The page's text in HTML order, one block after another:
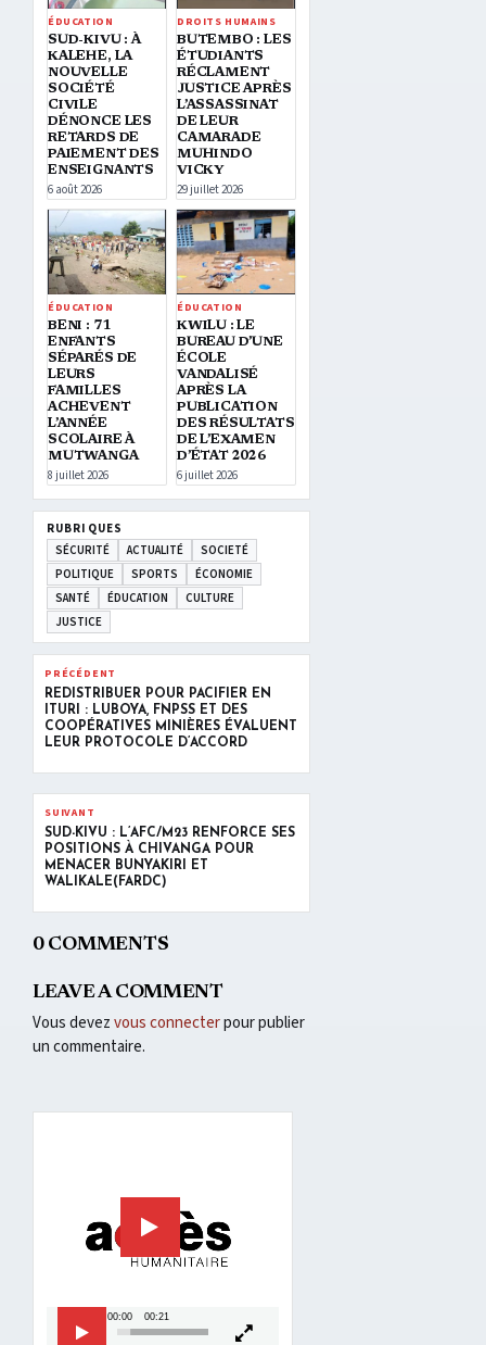
ÉDUCATION
SUD-KIVU : À
KALEHE, LA
NOUVELLE
SOCIÉTÉ
CIVILE
DÉNONCE LES
RETARDS DE
PAIEMENT DES
ENSEIGNANTS
6 août 2026
DROITS HUMAINS
BUTEMBO : LES
ÉTUDIANTS
RÉCLAMENT
JUSTICE APRÈS
L’ASSASSINAT
DE LEUR
CAMARADE
MUHINDO
VICKY
29 juillet 2026
ÉDUCATION
BENI : 71
ENFANTS
SÉPARÉS DE
LEURS
FAMILLES
ACHEVENT
L’ANNÉE
SCOLAIRE À
MUTWANGA
8 juillet 2026
ÉDUCATION
KWILU : LE
BUREAU D’UNE
ÉCOLE
VANDALISÉ
APRÈS LA
PUBLICATION
DES RÉSULTATS
DE L’EXAMEN
D’ÉTAT 2026
6 juillet 2026
RUBRIQUES
SÉCURITÉ
ACTUALITÉ
SOCIETÉ
POLITIQUE
SPORTS
ÉCONOMIE
SANTÉ
ÉDUCATION
CULTURE
JUSTICE
PRÉCÉDENT
REDISTRIBUER POUR PACIFIER EN
ITURI : LUBOYA, FNPSS ET DES
COOPÉRATIVES MINIÈRES ÉVALUENT
LEUR PROTOCOLE D’ACCORD
SUIVANT
SUD-KIVU : L’AFC/M23 RENFORCE SES
POSITIONS À CHIVANGA POUR
MENACER BUNYAKIRI ET
WALIKALE(FARDC)
0 COMMENTS
LEAVE A COMMENT
Vous devezvous connecterpour publier
un commentaire.
00:00 00:21